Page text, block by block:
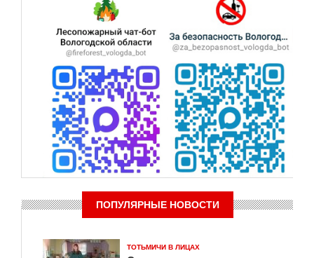
ПОПУЛЯРНЫЕ НОВОСТИ
ТОТЬМИЧИ В ЛИЦАХ